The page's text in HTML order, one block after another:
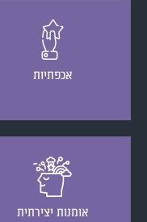
אכפתיות
אומנות יצירתית